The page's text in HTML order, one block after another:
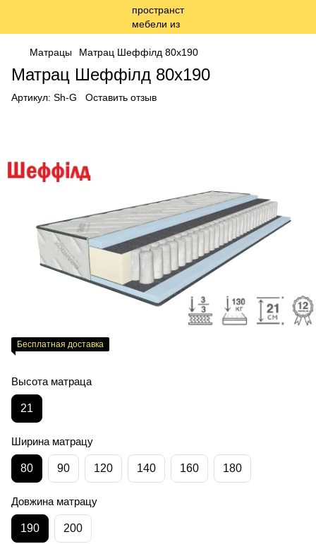
Матрацы Матрац Шеффілд 80x190
Матрац Шеффілд 80x190
Артикул: Sh-G Оставить отзыв
Бесплатная доставка
Высота матраца
21
Ширина матрацу
80 90 120 140 160 180
Довжина матрацу
190 200